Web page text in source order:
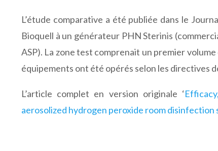
L’étude comparative a été publiée dans le
Bioquell à un générateur PHN Sterinis
ASP). La zone test comprenait un premier
équipements ont été opérés selon les directives
L’article complet en version originale ‘
aerosolized hydrogen peroxide room disinfection